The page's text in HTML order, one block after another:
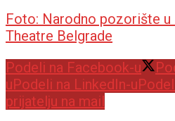
Foto: Narodno pozorište u
Theatre Belgrade
Podeli na Facebook-u
u Podeli na LinkedIn-u
prijatelju na mail